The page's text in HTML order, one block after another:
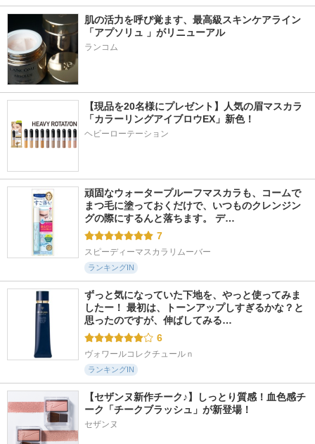
肌の活力を呼び覚ます、最高級スキンケアライン
「アプソリュ 」がリニューアル
ランコム
【現品を20名様にプレゼント】人気の眉マスカラ
「カラーリングアイブロウEX」新色！
ヘビーローテーション
頑固なウォータープルーフマスカラも、コームで
まつ毛に塗っておくだけで、いつものクレンジン
グの際にするんと落ちます。 デ…
7
スピーディーマスカラリムーバー
ランキングIN
ずっと気になっていた下地を、やっと使ってみま
したー！ 最初は、トーンアップしすぎるかな？と
思ったのですが、伸ばしてみる…
6
ヴォワールコレクチュールｎ
ランキングIN
【セザンヌ新作チーク♪】しっとり質感！血色感チ
ーク「チークブラッシュ」が新登場！
セザンヌ